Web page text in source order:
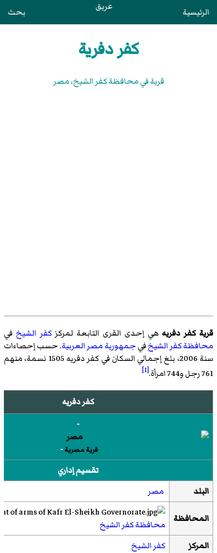
الرئيسية عريق بحث
كفر دفرية
قرية في محافظة كفر الشيخ‏، مصر
قرية كفر دفريه هي إحدى القرى التابعة لمركزكفر الشيخ في
محافظة كفر الشيخفيجمهورية مصر العربية. حسب إحصاءات
سنة 2006، بلغ إجمالي السكان في كفر دفريه 1505 نسمة، منهم
761 رجل و744 امرأة.
[1]
كفر دفريه
-
قرية مصرية-
تقسيم إداري
البلد
مصر
المحافظة
محافظة كفر الشيخ
المركز
كفر الشيخ